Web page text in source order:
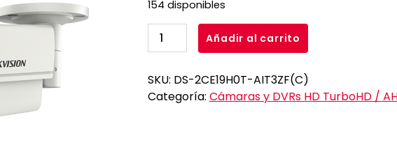
154 disponibles
Bala
TURBOHD
Megapixel
/
Añadir al carrito
SKU: DS-2CE19H0T-AIT3ZF(C)
Categoría: Cámaras y DVRs HD TurboHD /